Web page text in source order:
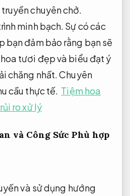
chuyên chở.
minh bạch. Sự có các
bạn đảm bảo rằng bạn sẽ
tươi đẹp và biểu đạt ý
chăng nhất.Chuyên
cầu thực tế. Tiệm hoa
ro xử lý
và Công Sức Phù hợp
và sử dụng hướng